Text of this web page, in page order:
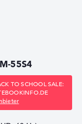
55S4
TO SCHOOL SALE: